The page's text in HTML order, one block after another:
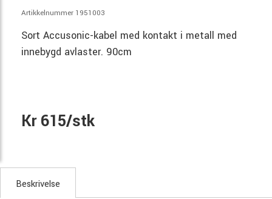
Artikkelnummer 1951003
Sort Accusonic-kabel med kontakt i metall med
innebygd avlaster. 90cm
Kr 615/stk
Beskrivelse